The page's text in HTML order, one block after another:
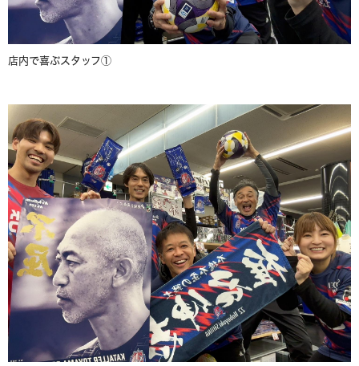
店内で喜ぶスタッフ①